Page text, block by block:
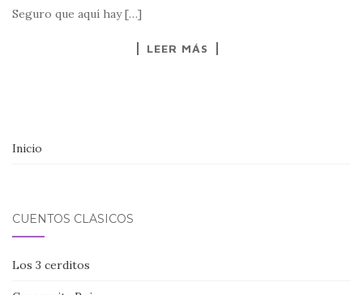
Seguro que aquí hay […]
LEER MÁS
Inicio
CUENTOS CLÁSICOS
Los 3 cerditos